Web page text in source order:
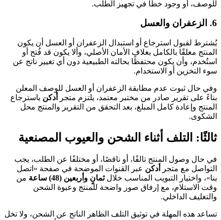
للوصف، أو وجود خطأ في تجهيز الطلب.
6. الزعفران والعسل
يُشترط لقبول استرجاع أو استبدال الزعفران أو العسل أن يكون
المنتج مغلقًا بالكامل بغلاف الأمان الأصلي، وألا يكون قد فُتح أو
استُخدم، وأن يكون محتفظًا بحالته الطبيعية دون أي تغيير ناتج عن
سوء التخزين أو الاستخدام.
وفي حال ثبوت عدم مطابقة الزعفران أو العسل للوصف المعلن
بناءً على تقرير صادر من مختبر معتمد، يلتزم متجر
أدكن باسترجاع
المنتج وإعادة كامل المبلغ، بعد التحقق من التقرير والمنتج محل
الشكوى.
ثالثًا: التلف أثناء الشحن والعيوب المصنعية
في حال وصول المنتج تالفًا، أو ناقصًا، أو مختلفًا عن الطلب، يجب
التواصل مع متجر
أدكن عبر القنوات الموضحة في صفحة «اتصل
بنا»، واختيار التبويب المناسب خلالثمانٍ وأربعين (48) ساعة
من
وقت الاستلام، مع إرفاق صور واضحة للمنتج وعبوة الشحن
والتغليف الداخلي.
تساعد هذه المهلة في توثيق التلف الظاهر الناتج عن الشحن، ولا تخل